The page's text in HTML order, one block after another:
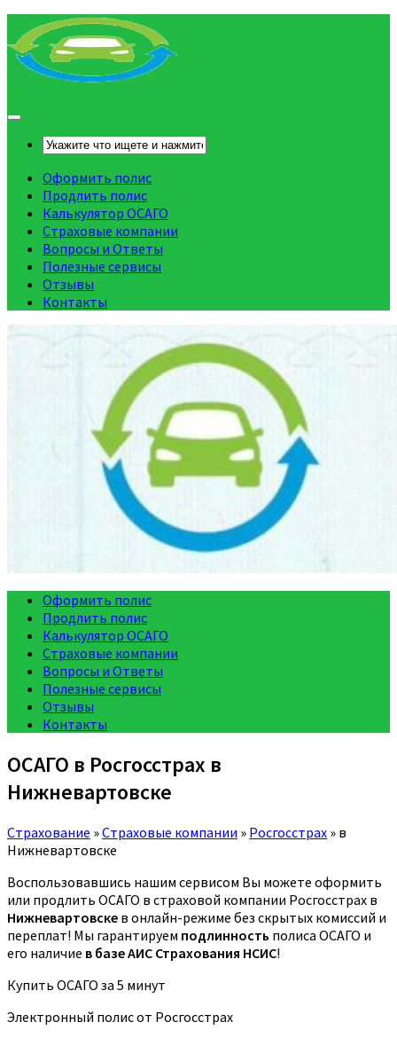
Оформить полис
Продлить полис
Калькулятор ОСАГО
Страховые компании
Вопросы и Ответы
Полезные сервисы
Отзывы
Контакты
Оформить полис
Продлить полис
Калькулятор ОСАГО
Страховые компании
Вопросы и Ответы
Полезные сервисы
Отзывы
Контакты
ОСАГО в Росгосстрах в
Нижневартовске
Страхование »Страховые компании » Росгосстрах » в
Нижневартовске
Воспользовавшись нашим сервисом Вы можете оформить
или продлить ОСАГО в страховой компании Росгосстрах в
Нижневартовске в онлайн-режиме без скрытых комиссий и
переплат! Мы гарантируем подлинность полиса ОСАГО и
его наличие в базе АИС Страхования НСИС!
Купить ОСАГО за 5 минут
Электронный полис от Росгосстрах